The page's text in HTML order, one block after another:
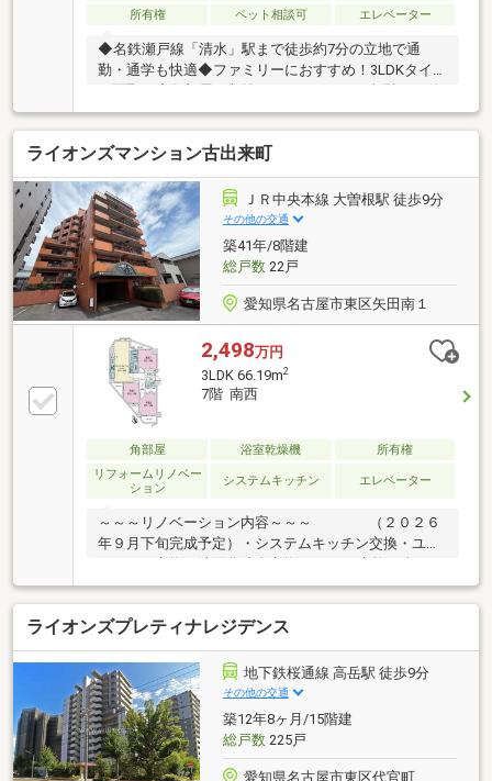
所有権 ペット相談可 エレベーター
◆名鉄瀬戸線「清水」駅まで徒歩約7分の立地で通
勤・通学も快適◆ファミリーにおすすめ！3LDKタイプ
の間取り◆各部屋に収納スペースがあり、無駄なく使
える間取◆冬でも足元快適にお過ごしいただける床暖
房設置◆リビングと一体で使える約4帖の続き間和室
◆配膳・片付けが楽なカウンターキッチン＋ディスポ
ーザーでシンク周りもすっきり◆浴室乾燥機＋追焚機
能の機能充実のバスルーム◆床暖房完備のリビングダ
イニング！冬でも足元快適に過ごせます◆シャンプー
や手洗いの洗濯に便利なシャワー付き洗面台！お手入
れがしやすいというメリットも！◆「山吹小学校」ま
で徒歩約6分！子育て世帯に嬉しい立地です！
ライオンズマンション古出来町
ＪＲ中央本線 大曽根駅 徒歩9分
その他の交通
築41年/8階建
総戸数22戸
愛知県名古屋市東区矢田南１
2,498万円
3LDK 66.19m2
7階 南西
角部屋 浴室乾燥機
所有権
リフォームリノベー
ション
システムキッチン エレベーター
～～～リノベーション内容～～～ （２０２６
年９月下旬完成予定）・システムキッチン交換・ユニ
ーリング張替 ・建具交換・全クロス貼替 ・玄関
床張替 ・洗濯機用防水パン交換 ・ガス給湯器交
換 ・・・等リフォーム内容は一部変更となる場合
があります。
ライオンズプレティナレジデンス
地下鉄桜通線 高岳駅 徒歩9分
その他の交通
築12年8ヶ月/15階建
総戸数225戸
愛知県名古屋市東区代官町